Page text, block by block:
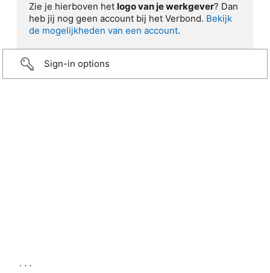
Zie je hierboven het logo van je werkgever? Dan
heb jij nog geen account bij het Verbond. Bekijk
de mogelijkheden van een account.
Sign-in options
...